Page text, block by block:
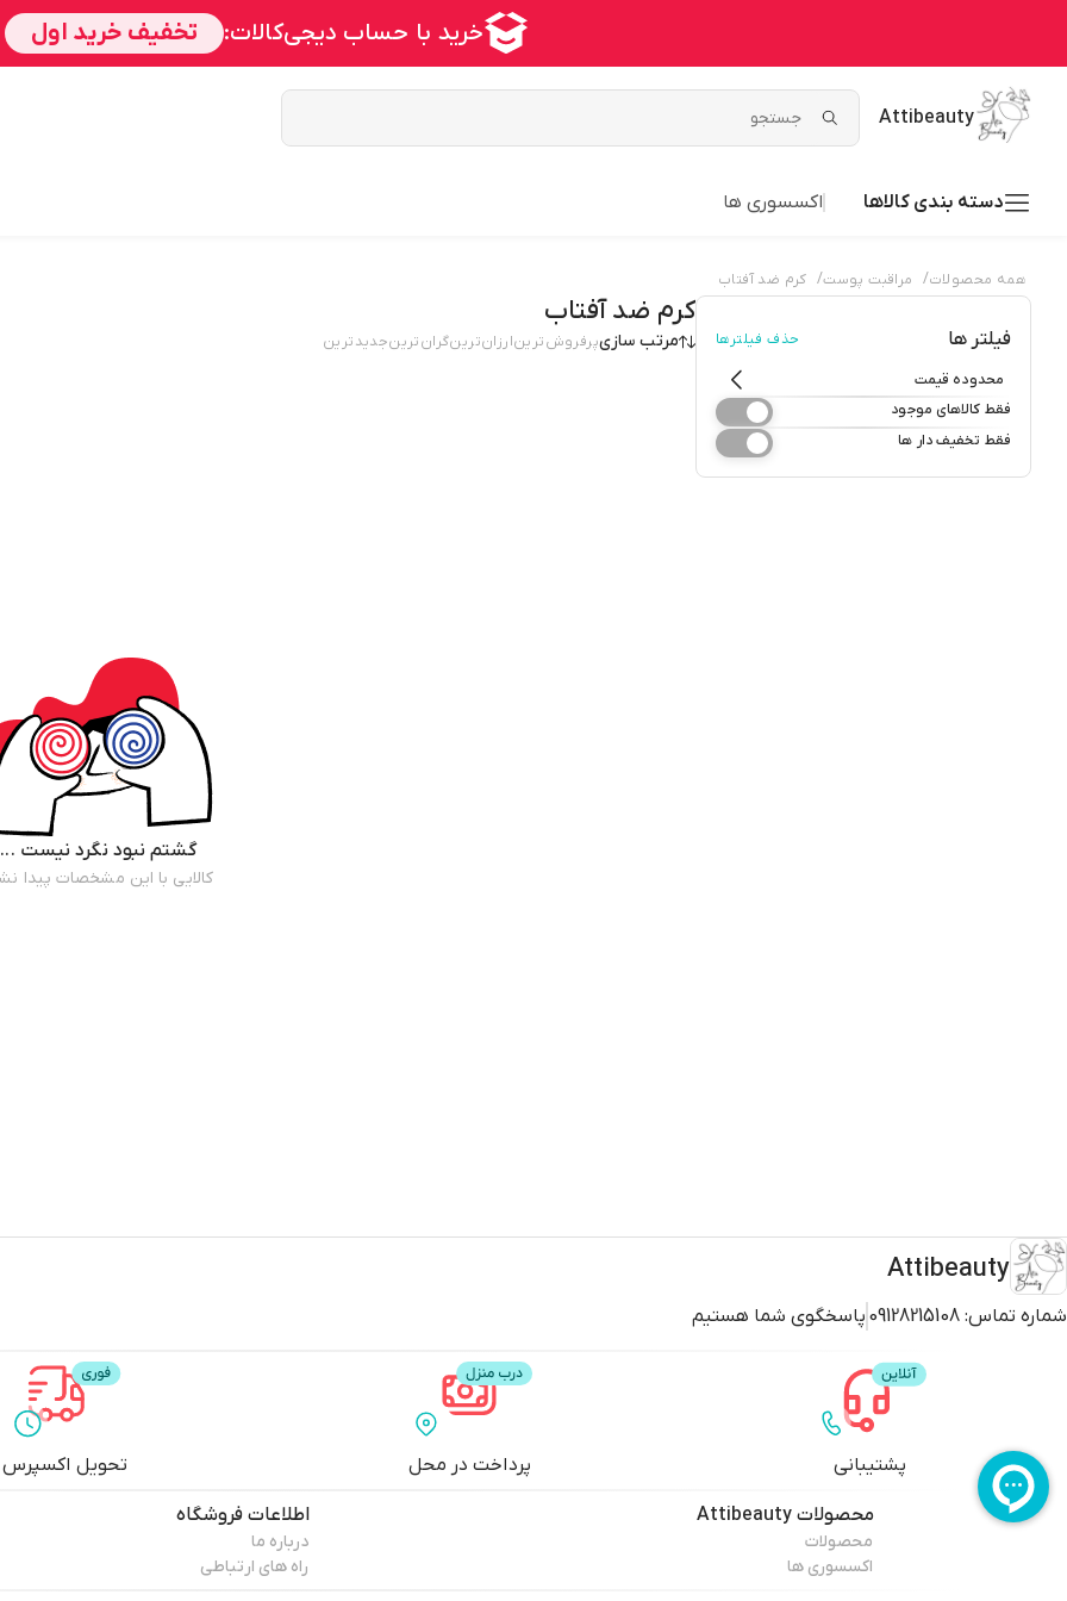
Attibeauty
دسته بندی کالاها اکسسوری ها
همه محصولات/ مراقبت پوست/ کرم ضد آفتاب
فیلتر ها حذف فیلترها
محدوده قیمت
فقط کالاهای موجود
فقط تخفیف دار ها
کرم ضد آفتاب
مرتب سازیپرفروش‌ترینارزان‌ترینگران‌ترینجدید‌ترین
گشتم نبود نگرد نیست ...
کالایی با این مشخصات پیدا
Attibeauty
شماره تماس: 09128215108 پاسخگوی شما هستیم
پشتیبانی پرداخت در محل تحویل اکسپرس
محصولاتAttibeauty
محصولات
اکسسوری ها
اطلاعات فروشگاه
درباره ما
راه های ارتباطی